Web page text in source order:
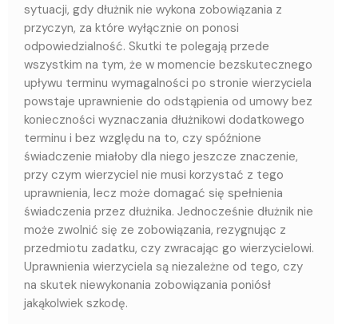
sytuacji, gdy dłużnik nie wykona zobowiązania z
przyczyn, za które wyłącznie on ponosi
odpowiedzialność. Skutki te polegają przede
wszystkim na tym, że w momencie bezskutecznego
upływu terminu wymagalności po stronie wierzyciela
powstaje uprawnienie do odstąpienia od umowy bez
konieczności wyznaczania dłużnikowi dodatkowego
terminu i bez względu na to, czy spóźnione
świadczenie miałoby dla niego jeszcze znaczenie,
przy czym wierzyciel nie musi korzystać z tego
uprawnienia, lecz może domagać się spełnienia
świadczenia przez dłużnika. Jednocześnie dłużnik nie
może zwolnić się ze zobowiązania, rezygnując z
przedmiotu zadatku, czy zwracając go wierzycielowi.
Uprawnienia wierzyciela są niezależne od tego, czy
na skutek niewykonania zobowiązania poniósł
jakąkolwiek szkodę.